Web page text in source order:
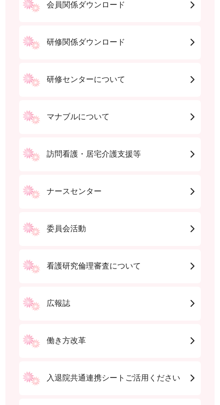
会員関係ダウンロード
研修関係ダウンロード
研修センターについて
マナブルについて
訪問看護・居宅介護支援等
ナースセンター
委員会活動
看護研究倫理審査について
広報誌
働き方改革
入退院共通連携シートご活用ください